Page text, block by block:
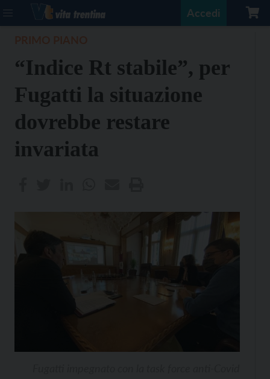
Accedi
“Indice Rt stabile”, per
Fugatti la situazione
dovrebbe restare
invariata